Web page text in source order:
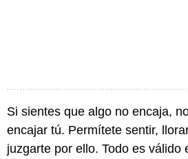
Si sientes que algo no encaja,
encajar tú. Permítete sentir,
juzgarte por ello. Todo es válido